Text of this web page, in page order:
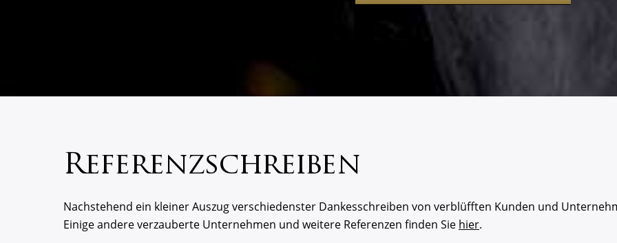
Referenzschreiben
Nachstehend ein kleiner Auszug verschiedenster Dankesschreiben von verblüfften Kunden und
Einige andere verzauberte Unternehmen und weitere Referenzen finden Sie hier.